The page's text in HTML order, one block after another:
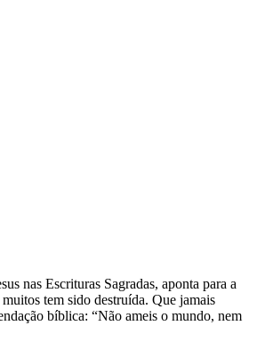
nas Escrituras Sagradas, aponta para a
tem sido destruída. Que jamais
bíblica: “Não ameis o mundo, nem